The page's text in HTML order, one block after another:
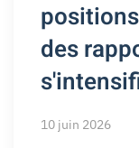
des
10 juin 2026